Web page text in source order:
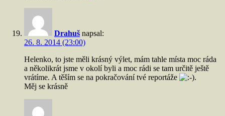
Drahuš napsal:
26. 8. 2014 (23:00)
Helenko, to jste měli krásný výlet, mám tahle místa moc ráda
a několikrát jsme v okolí byli a moc rádi se tam určitě ještě
vrátíme. A těším se na pokračování tvé reportáže
.
Měj se krásně